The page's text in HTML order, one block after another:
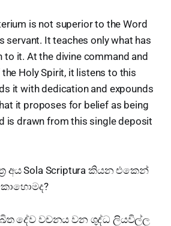
is not superior to the Word
servant. It teaches only what has
to it. At the divine command and
Holy Spirit, it listens to this
it with dedication and expounds
it proposes for belief as being
is drawn from this single deposit
අය Sola Scriptura කියන එකෙන්
දේව වචනය වන ශුද්ධ ලියවිල්ල